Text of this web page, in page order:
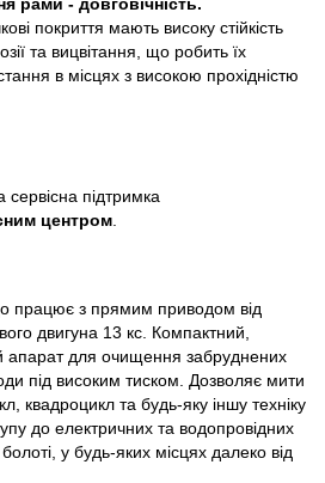
покриття мають високу стійкість
та вицвітання, що робить їх
в місцях з високою прохідністю
підтримка
центром
працює з прямим приводом від
двигуна 13 кс. Компактний,
апарат для очищення забруднених
під високим тиском. Дозволяє мити
квадроцикл та будь-яку іншу техніку
до електричних та водопровідних
у будь-яких місцях далеко від